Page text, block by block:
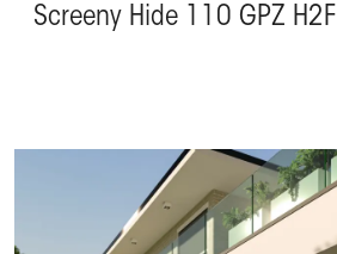
Screeny Hide 110 GPZ H2F